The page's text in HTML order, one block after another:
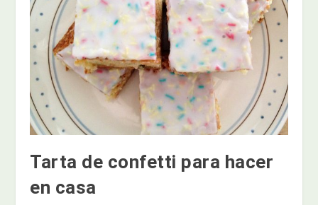
Tarta de confetti para hacer
en casa